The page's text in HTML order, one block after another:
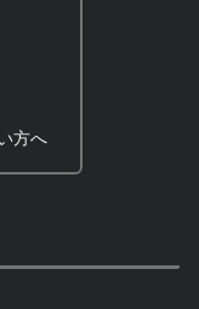
方へ